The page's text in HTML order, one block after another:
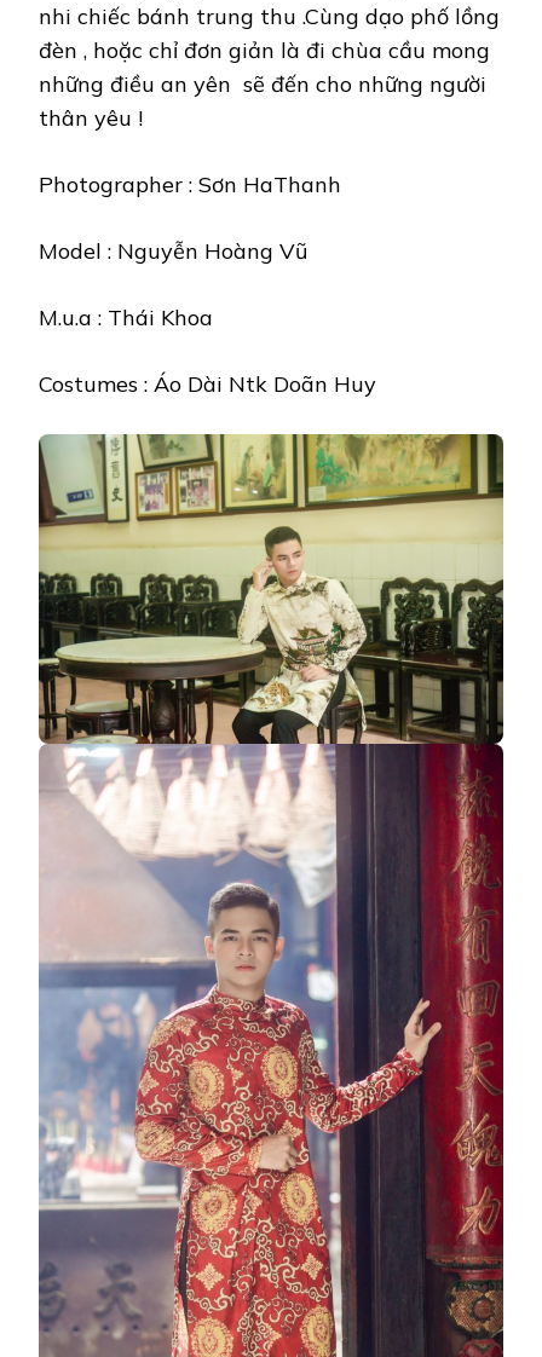
nhi chiếc bánh trung thu .Cùng dạo phố lồng
đèn , hoặc chỉ đơn giản là đi chùa cầu mong
những điều an yên sẽ đến cho những người
thân yêu !
Photographer : Sơn HaThanh
Model : Nguyễn Hoàng Vũ
M.u.a : Thái Khoa
Costumes : Áo Dài Ntk Doãn Huy